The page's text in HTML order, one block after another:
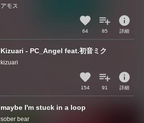
アモス
64 85
info
詳細
Kizuari - PC_Angel feat.初音ミク
kizuari
154 91
info
詳細
maybe I'm stuck in a loop
sober bear